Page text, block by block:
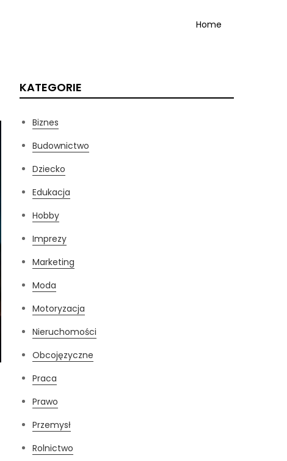
Home
KATEGORIE
Biznes
Budownictwo
Dziecko
Edukacja
Hobby
Imprezy
Marketing
Moda
Motoryzacja
Nieruchomości
Obcojęzyczne
Praca
Prawo
Przemysł
Rolnictwo